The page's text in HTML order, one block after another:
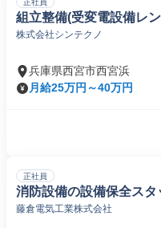
正社員
組立整備(受変電設備レ
株式会社シンテクノ
兵庫県西宮市西宮浜
月給25万円～40万円
正社員
消防設備の設備保全ス
藤倉電気工業株式会社